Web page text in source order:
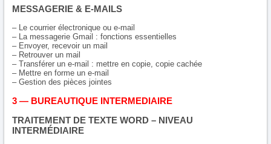
MESSAGERIE & E-MAILS
– Le courrier électronique ou e-mail
– La messagerie Gmail : fonctions essentielles
– Envoyer, recevoir un mail
– Retrouver un mail
– Transférer un e-mail : mettre en copie, copie cachée
– Mettre en forme un e-mail
– Gestion des pièces jointes
3 — BUREAUTIQUE INTERMEDIAIRE
TRAITEMENT DE TEXTE WORD – NIVEAU
INTERMÉDIAIRE